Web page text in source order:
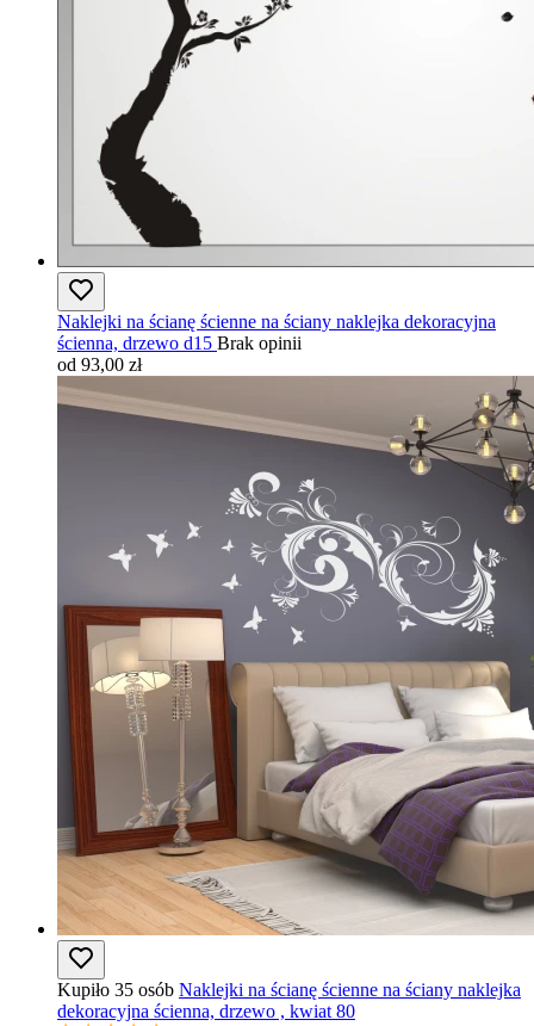
Naklejki na ścianę ścienne na ściany naklejka dekoracyjna
ścienna, drzewo d15 Brak opinii
od 93,00 zł
Kupiło 35 osób Naklejki na ścianę ścienne na ściany naklejka
dekoracyjna ścienna, drzewo , kwiat 80